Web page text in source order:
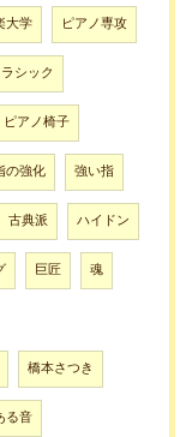
大学 ピアノ専攻
シック
ピアノ椅子
の強化 強い指
古典派 ハイドン
巨匠 魂
橋本さつき
る音